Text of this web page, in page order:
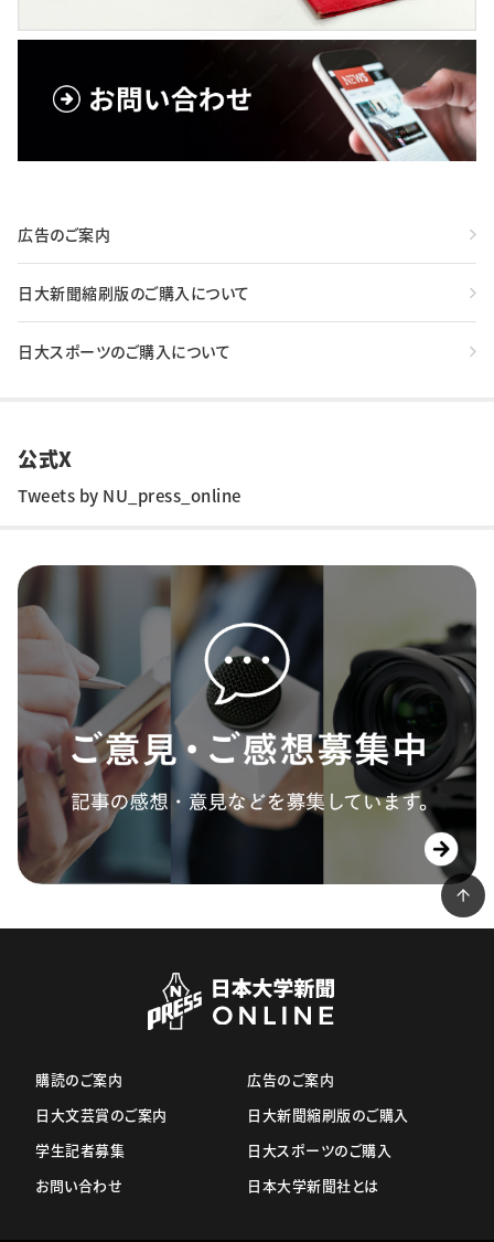
広告のご案内
日大新聞縮刷版のご購入について
日大スポーツのご購入について
公式X
Tweets by NU_press_online
購読のご案内
日大文芸賞のご案内
学生記者募集
お問い合わせ
広告のご案内
日大新聞縮刷版のご購入
日大スポーツのご購入
日本大学新聞社とは